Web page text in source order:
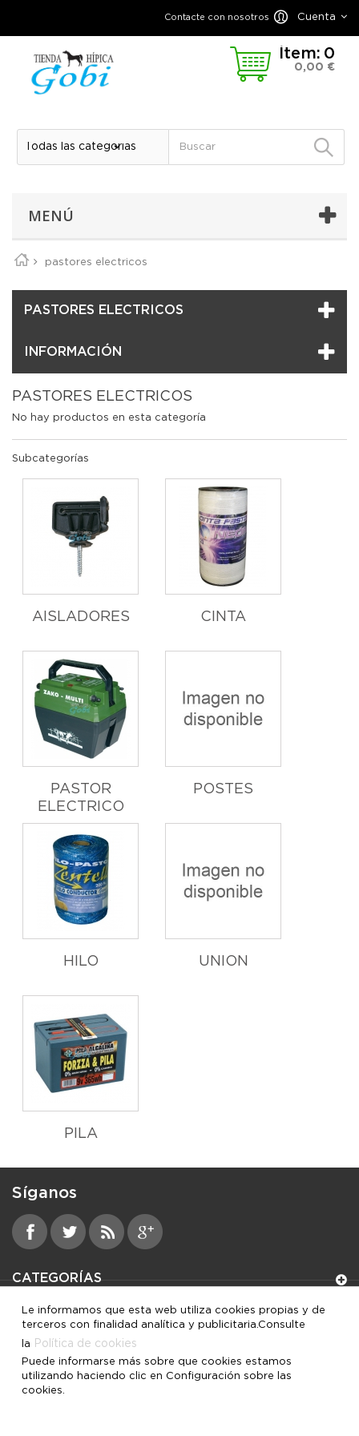
Cuenta
Contacte con nosotros
Ítem: 0
0,00 €
MENÚ
pastores electricos
PASTORES ELECTRICOS
INFORMACIÓN
PASTORES ELECTRICOS
No hay productos en esta categoría
Subcategorías
AISLADORES CINTA
PASTOR
ELECTRICO
POSTES
HILO UNION
PILA
Síganos
CATEGORÍAS
INFORMACIÓN
MI CUENTA
INFORMACIÓN SOBRE LA TIENDA
Le informamos que esta web utiliza cookies propias y de
terceros con finalidad analítica y publicitaria.Consulte
la Política de cookies
Puede informarse más sobre que cookies estamos
utilizando haciendo clic en Configuración sobre las
cookies.